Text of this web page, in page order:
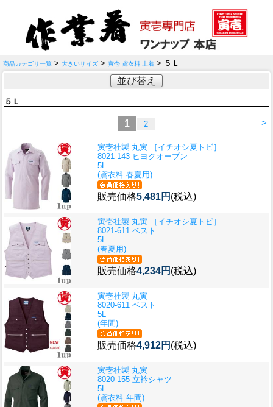
商品カテゴリ一覧 > 大きいサイズ > 寅壱 鳶衣料 上着 > ５Ｌ
並び替え
５Ｌ
>
1 2
寅壱社製 丸寅 ［イチオシ夏トビ］
8021-143 ヒヨクオープン
5L
(鳶衣料 春夏用)
販売価格5,481円 (税込)
寅壱社製 丸寅 ［イチオシ夏トビ］
8021-611 ベスト
5L
(春夏用)
販売価格4,234円 (税込)
寅壱社製 丸寅
8020-611 ベスト
5L
(年間)
販売価格4,912円 (税込)
寅壱社製 丸寅
8020-155 立衿シャツ
5L
(鳶衣料 年間)